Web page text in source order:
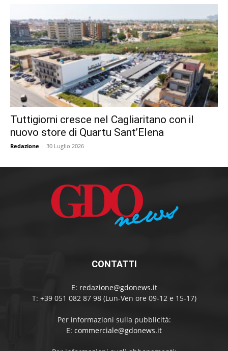
Tuttigiorni cresce nel Cagliaritano con il
nuovo store di Quartu Sant’Elena
Redazione - 30 Luglio 2026
CONTATTI
E: redazione@gdonews.it
T: +39 051 082 87 98 (Lun-Ven ore 09-12 e 15-17)
Per informazioni sulla pubblicità:
E: commerciale@gdonews.it